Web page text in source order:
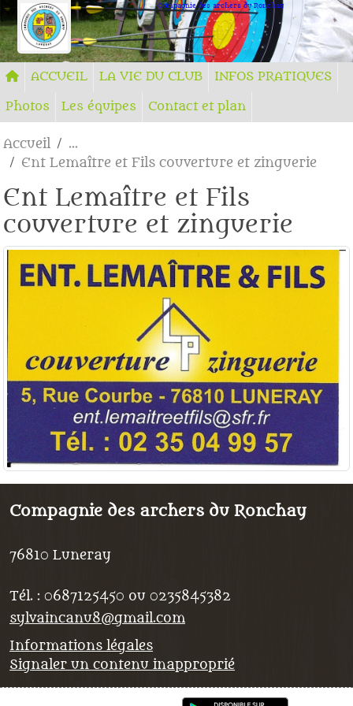
Compagnie des archers du Ronchay
ACCUEIL LA VIE DU CLUB
INFOS PRATIQUES
Photos
Les équipes Contact et plan
Accueil
Ent Lemaître et Fils couverture et zinguerie
Ent Lemaître et Fils
couverture et zinguerie
Compagnie des archers du Ronchay
76810 Luneray
Tél. : 0687125450 ou 0235845382
sylvaincanu8@gmail.com
Informations légales
Signaler un contenu inapproprié
Panneau de gestion des cookies